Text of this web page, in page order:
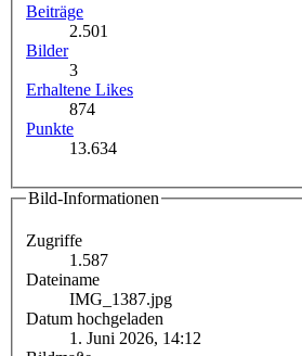
Beiträge
2.501
Bilder
3
Erhaltene Likes
874
Punkte
13.634
Bild-Informationen
Zugriffe
1.587
Dateiname
IMG_1387.jpg
Datum hochgeladen
1. Juni 2026, 14:12